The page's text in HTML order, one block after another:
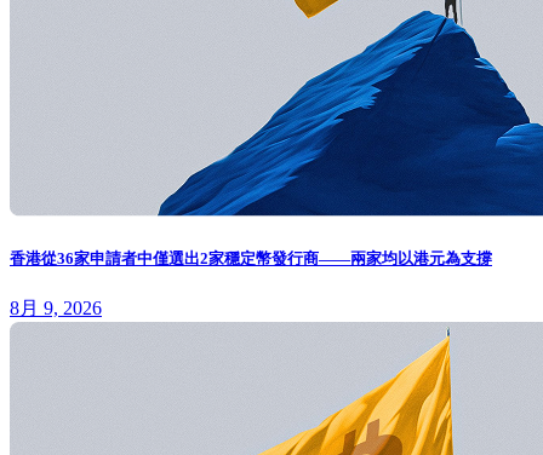
香港從36家申請者中僅選出2家穩定幣發行商——兩家均以港元為支撐
8月 9, 2026